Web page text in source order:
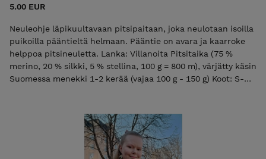
5.00 EUR
Neuleohje läpikuultavaan pitsipaitaan, joka neulotaan isoilla
puikoilla pääntieltä helmaan. Pääntie on avara ja kaarroke
helppoa pitsineuletta. Lanka: Villanoita Pitsitaika (75 %
merino, 20 % silkki, 5 % stellina, 100 g = 800 m), värjätty käsin
Suomessa menekki 1-2 kerää (vajaa 100 g - 150 g) Koot: S-
Pitsineule on yksinkertaista. Sopii hyvin ensimmäiseksi
täydellisesti yhteen!